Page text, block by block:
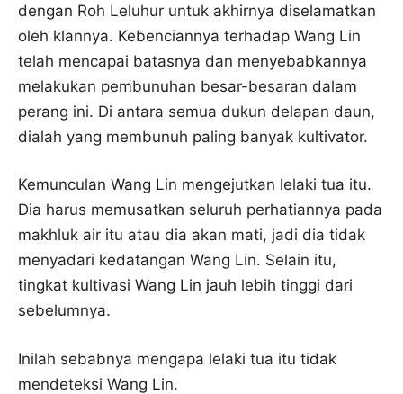
dengan Roh Leluhur untuk akhirnya diselamatkan
oleh klannya. Kebenciannya terhadap Wang Lin
telah mencapai batasnya dan menyebabkannya
melakukan pembunuhan besar-besaran dalam
perang ini. Di antara semua dukun delapan daun,
dialah yang membunuh paling banyak kultivator.
Kemunculan Wang Lin mengejutkan lelaki tua itu.
Dia harus memusatkan seluruh perhatiannya pada
makhluk air itu atau dia akan mati, jadi dia tidak
menyadari kedatangan Wang Lin. Selain itu,
tingkat kultivasi Wang Lin jauh lebih tinggi dari
sebelumnya.
Inilah sebabnya mengapa lelaki tua itu tidak
mendeteksi Wang Lin.